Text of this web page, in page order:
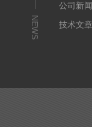
NEWS
公司新
技术文